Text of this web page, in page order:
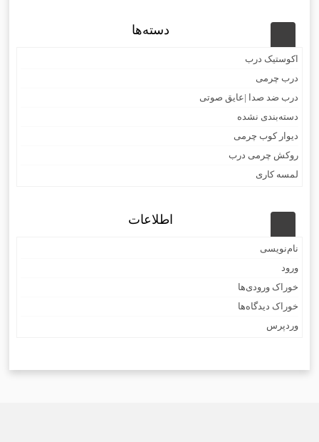
دسته‌ها
اکوستیک درب
درب چرمی
درب ضد صدا |عایق صوتی
دسته‌بندی نشده
دیوار کوب چرمی
روکش چرمی درب
لمسه کاری
اطلاعات
نام‌نویسی
ورود
خوراک ورودی‌ها
خوراک دیدگاه‌ها
وردپرس